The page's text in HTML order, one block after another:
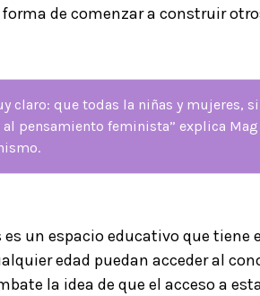
de comenzar a construir
claro: que todas la niñas y mujeres,
al pensamiento feminista” explica
un espacio educativo que tiene
edad puedan acceder al
la idea de que el acceso a